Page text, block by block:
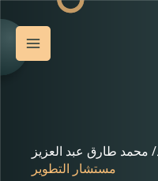
محمد طارق عبد العزيز
مستشار التطوير